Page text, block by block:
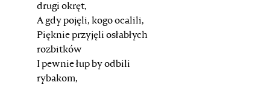
drugi okręt,
A gdy pojęli, kogo ocalili,
Pięknie przyjęli osłabłych
rozbitków
I pewnie łup by odbili
rybakom,